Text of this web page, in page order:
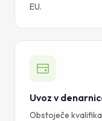
EU.
Uvoz v
Obstoječe